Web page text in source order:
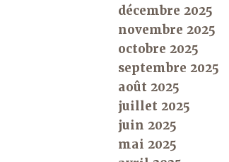
décembre 2025
novembre 2025
octobre 2025
septembre 2025
août 2025
juillet 2025
juin 2025
mai 2025